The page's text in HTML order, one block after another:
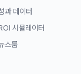
과 데이터
시뮬레이터
스룸